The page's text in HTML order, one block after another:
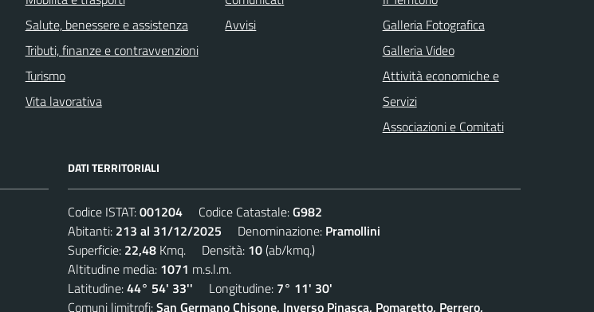
Salute, benessere e assistenza
Tributi, finanze e contravvenzioni
Turismo
Vita lavorativa
Avvisi
Galleria Fotografica
Galleria Video
Attività economiche e
Servizi
Associazioni e Comitati
DATI TERRITORIALI
Codice ISTAT:001204 Codice Catastale:G982
Abitanti: 213 al 31/12/2025 Denominazione: Pramollini
Superficie: 22,48 Kmq. Densità: 10(ab/kmq.)
Altitudine media: 1071 m.s.l.m.
Latitudine:44° 54' 33'' Longitudine: 7° 11' 30'
Comuni limitrofi:San Germano Chisone, Inverso Pinasca, Pomaretto, Perrero,